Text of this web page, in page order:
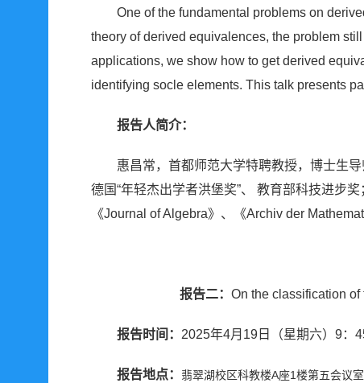
One of the fundamental problems on
theory of derived equivalences, the problem
applications, we show how to get derived
identifying socle elements. This talk presents
报告人简介：
惠昌常，首都师范大学特聘教授，博士生
德国“年轻杰出学者洪堡奖”、 教育部科技进步
《Journal of Algebra》、《Archiv der
报告二： On the classification
报告时间： 2025年4月19日（星期六）9：
报告地点： 翡翠湖校区科教楼A座1楼第五会议室